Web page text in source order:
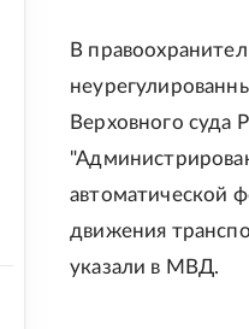
В
Верховного суда
автоматической
движения
указали в МВД.